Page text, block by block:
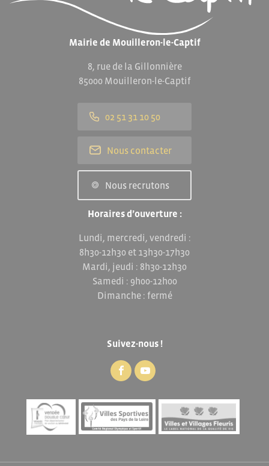
Mairie de Mouilleron-le-Captif
8, rue de la Gillonnière
85000 Mouilleron-le-Captif
02 51 31 10 50
Nous contacter
Nous recrutons
Horaires d’ouverture :
Lundi, mercredi, vendredi :
8h30-12h30 et 13h30-17h30
Mardi, jeudi : 8h30-12h30
Samedi : 9h00-12h00
Dimanche : fermé
Suivez-nous !